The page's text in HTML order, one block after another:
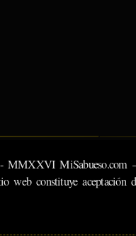
MiSabueso.com —
web constituye aceptación